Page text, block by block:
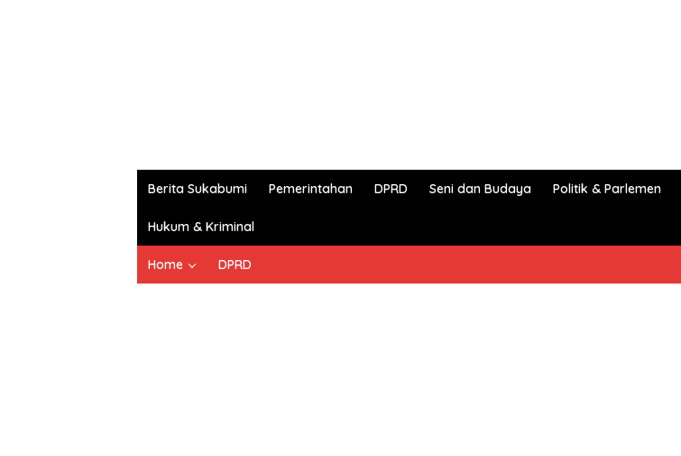
Berita Sukabumi Pemerintahan DPRD Seni dan Budaya Politik & Parlemen
Hukum & Kriminal
Home DPRD